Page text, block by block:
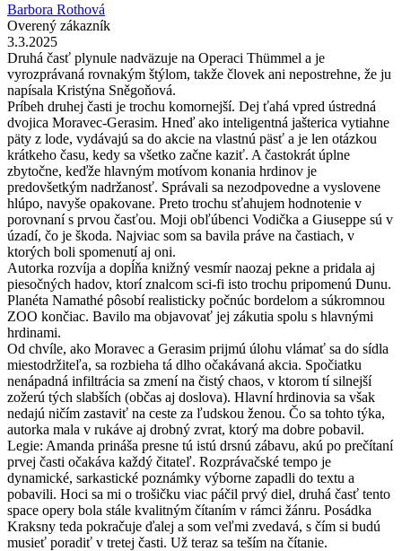
Barbora Rothová
Overený zákazník
3.3.2025
Druhá časť plynule nadväzuje na Operaci Thümmel a je
vyrozprávaná rovnakým štýlom, takže človek ani nepostrehne, že ju
napísala Kristýna Sněgoňová.
Príbeh druhej časti je trochu komornejší. Dej ťahá vpred ústredná
dvojica Moravec-Gerasim. Hneď ako inteligentná jašterica vytiahne
päty z lode, vydávajú sa do akcie na vlastnú päsť a je len otázkou
krátkeho času, kedy sa všetko začne kaziť. A častokrát úplne
zbytočne, keďže hlavným motívom konania hrdinov je
predovšetkým nadržanosť. Správali sa nezodpovedne a vyslovene
hlúpo, navyše opakovane. Preto trochu sťahujem hodnotenie v
porovnaní s prvou časťou. Moji obľúbenci Vodička a Giuseppe sú v
úzadí, čo je škoda. Najviac som sa bavila práve na častiach, v
ktorých boli spomenutí aj oni.
Autorka rozvíja a dopĺňa knižný vesmír naozaj pekne a pridala aj
piesočných hadov, ktorí znalcom sci-fi isto trochu pripomenú Dunu.
Planéta Namathé pôsobí realisticky počnúc bordelom a súkromnou
ZOO končiac. Bavilo ma objavovať jej zákutia spolu s hlavnými
hrdinami.
Od chvíle, ako Moravec a Gerasim prijmú úlohu vlámať sa do sídla
miestodržiteľa, sa rozbieha tá dlho očakávaná akcia. Spočiatku
nenápadná infiltrácia sa zmení na čistý chaos, v ktorom tí silnejší
zožerú tých slabších (občas aj doslova). Hlavní hrdinovia sa však
nedajú ničím zastaviť na ceste za ľudskou ženou. Čo sa tohto týka,
autorka mala v rukáve aj drobný zvrat, ktorý ma dobre pobavil.
Legie: Amanda prináša presne tú istú drsnú zábavu, akú po prečítaní
prvej časti očakáva každý čitateľ. Rozprávačské tempo je
dynamické, sarkastické poznámky výborne zapadli do textu a
pobavili. Hoci sa mi o trošičku viac páčil prvý diel, druhá časť tento
space opery bola stále kvalitným čítaním v rámci žánru. Posádka
Kraksny teda pokračuje ďalej a som veľmi zvedavá, s čím si budú
musieť poradiť v tretej časti. Už teraz sa teším na čítanie.